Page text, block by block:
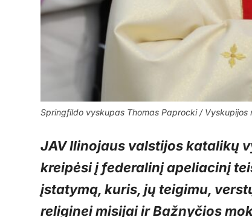
Springfildo vyskupas Thomas Paprocki / Vyskupijos
JAV Ilinojaus valstijos katalikų
kreipėsi į federalinį apeliacinį
įstatymą, kuris, jų teigimu,
religinei misijai ir Bažnyčios